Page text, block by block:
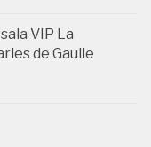
VIP La
de Gaulle